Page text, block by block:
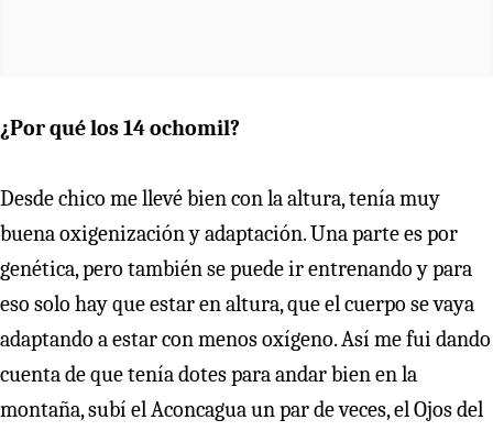
¿Por qué los 14 ochomil?
Desde chico me llevé bien con la altura, tenía muy
buena oxigenización y adaptación. Una parte es por
genética, pero también se puede ir entrenando y para
eso solo hay que estar en altura, que el cuerpo se vaya
adaptando a estar con menos oxígeno. Así me fui dando
cuenta de que tenía dotes para andar bien en la
montaña, subí el Aconcagua un par de veces, el Ojos del